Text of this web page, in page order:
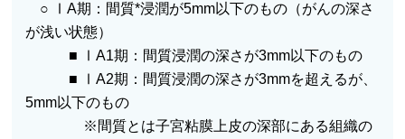
○ ⅠA期：間質*浸潤が5mm以下のもの（がんの深さ
が浅い状態）
■ ⅠA1期：間質浸潤の深さが3mm以下のもの
■ ⅠA2期：間質浸潤の深さが3mmを超えるが、
5mm以下のもの
※間質とは子宮粘膜上皮の深部にある組織の